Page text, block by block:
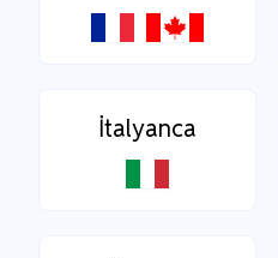
İtalyanca